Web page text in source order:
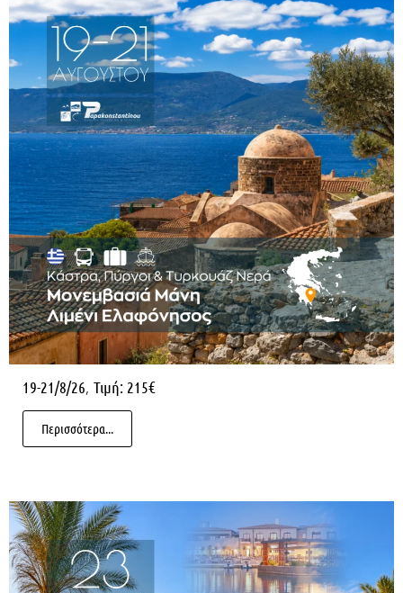
19-21/8/26, Τιμή: 215€
Περισσότερα...